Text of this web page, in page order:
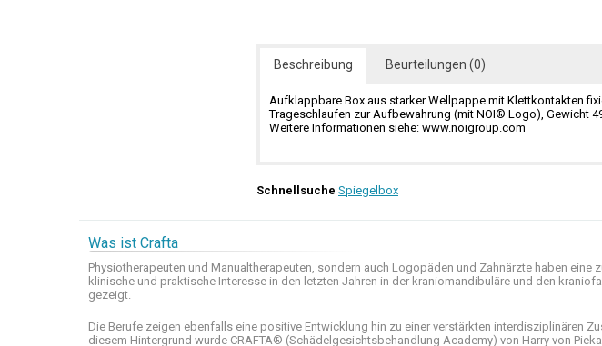
Beschreibung Beurteilungen (0)
Aufklappbare Box aus starker Wellpappe mit Klettkontakten
Trageschlaufen zur Aufbewahrung (mit NOI® Logo), Gewicht
Weitere Informationen siehe: www.noigroup.com
Schnellsuche Spiegelbox
Was ist Crafta
Physiotherapeuten und Manualtherapeuten, sondern auch Logopäden und Zahnärzte haben eine
klinische und praktische Interesse in den letzten Jahren in der kraniomandibuläre und den
gezeigt.
Die Berufe zeigen ebenfalls eine positive Entwicklung hin zu einer verstärkten interdisziplinären
diesem Hintergrund wurde CRAFTA® (Schädelgesichtsbehandlung Academy) von Harry von